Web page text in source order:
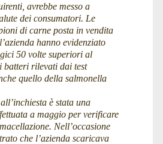
avrebbe messo a
dei consumatori. Le
di carne posta in vendita
hanno evidenziato
50 volte superiori al
batteri rilevati dai test
quello della salmonella
è stata una
a maggio per verificare
Nell’occasione
che l’azienda scaricava